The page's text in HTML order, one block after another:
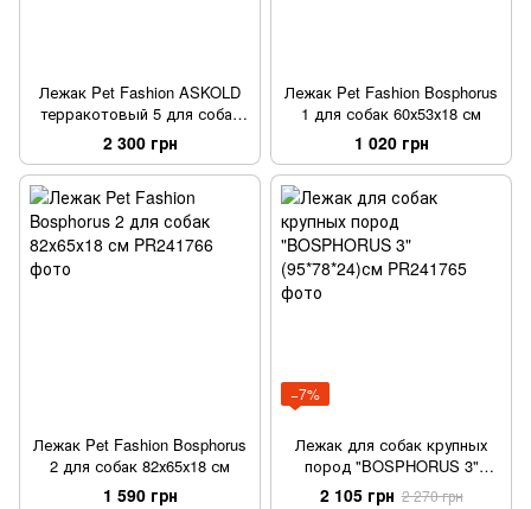
Лежак Pet Fashion ASKOLD
терракотовый 5 для собак
102*76*14 см
2 300 грн
Лежак Pet Fashion Bosphorus
1 для собак 60х53х18 см
1 020 грн
Лежак Pet Fashion Bosphorus
2 для собак 82х65х18 см
1 590 грн
−7%
Лежак для собак крупных
пород "BOSPHORUS 3"
(95*78*24)см
2 105 грн 2 270 грн